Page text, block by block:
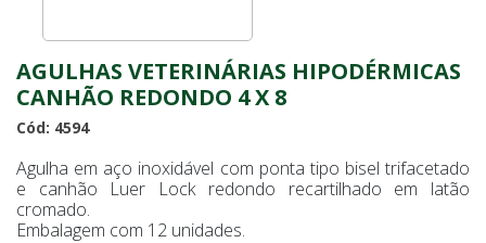
AGULHAS VETERINÁRIAS HIPODÉRMICAS
CANHÃO REDONDO 4 X 8
Cód: 4594
Agulha em aço inoxidável com ponta tipo bisel trifacetado
e canhão Luer Lock redondo recartilhado em latão
cromado.
Embalagem com 12 unidades.